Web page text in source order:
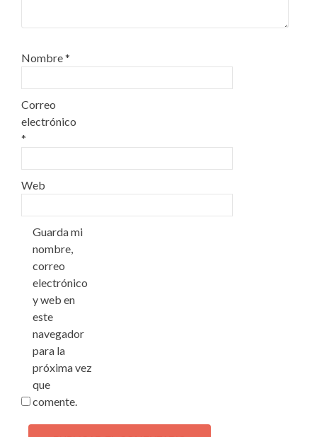
Nombre*
Correo
electrónico
*
Web
Guarda mi
nombre,
correo
electrónico
y web en
este
navegador
para la
próxima vez
que
comente.